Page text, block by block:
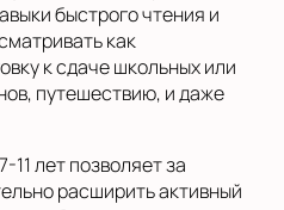
быстрого чтения и
как
к сдаче школьных или
путешествию, и даже
лет позволяет за
расширить активный